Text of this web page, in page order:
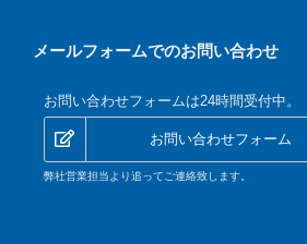
メールフォームでのお問い合わせ
お問い合わせフォームは24時間受付中。
お問い合わせフォーム
弊社営業担当より追ってご連絡致します。